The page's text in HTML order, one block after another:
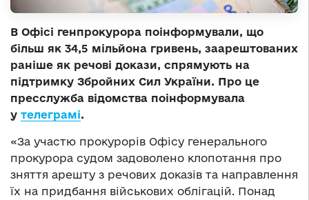
В Офісі генпрокурора поінформували, що
більш як 34,5 мільйона гривень, заарештованих
раніше як речові докази, спрямують на
підтримку Збройних Сил України. Про це
пресслужба відомства поінформувала
у телеграмі.
«За участю прокурорів Офісу генерального
прокурора судом задоволено клопотання про
зняття арешту з речових доказів та направлення
їх на придбання військових облігацій. Понад